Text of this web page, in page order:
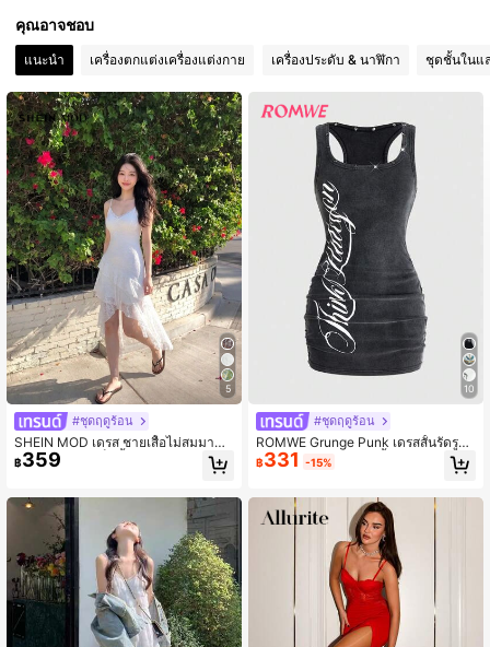
คุณอาจชอบ
แนะนำ เครื่องตกแต่งเครื่องแต่งกาย เครื่องประดับ & นาฬิกา ชุดชั้นในแ
5
#ชุดฤดูร้อน
SHEIN MOD เดรส ชายเสื้อไม่สมมาตร
ลูกไม้ สายสปาเก็ตตี้ พร้อม นัวเนีย
฿359
10
#ชุดฤดูร้อน
ROMWE Grunge Punk เดรสสั้นรัดรูป
พิมพ์ลายดาวและหมุดย้ำ สไตล์เรโทร B
addie ยูนิเซกส์ สำหรับผู้หญิง
฿331 -15%